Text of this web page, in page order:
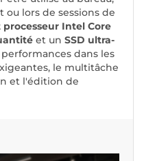
lors de sessions de
processeur Intel Core
et un SSD ultra-
dans les
le multitâche
et l'édition de